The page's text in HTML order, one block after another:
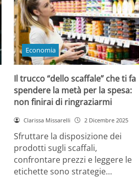
Economia
Il trucco “dello scaffale” che ti fa
spendere la metà per la spesa:
non finirai di ringraziarmi
Clarissa Missarelli 2 Dicembre 2025
Sfruttare la disposizione dei
prodotti sugli scaffali,
confrontare prezzi e leggere le
etichette sono strategie…